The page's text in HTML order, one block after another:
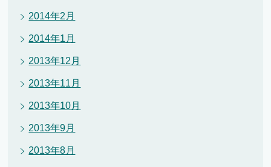
2014年2月
2014年1月
2013年12月
2013年11月
2013年10月
2013年9月
2013年8月